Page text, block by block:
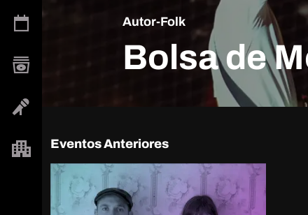
Autor-Folk
Bolsa de
Eventos Anteriores